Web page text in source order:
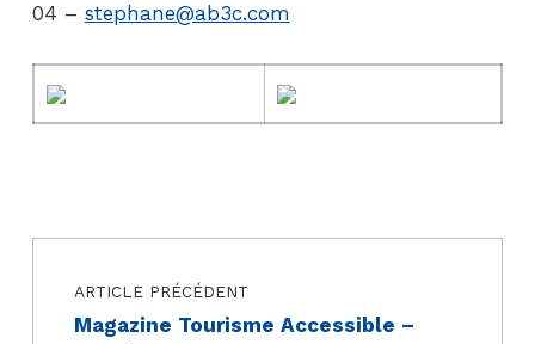
04 – stephane@ab3c.com
Skip back to main navigation
Navigation de l’article
ARTICLE PRÉCÉDENT
Magazine Tourisme Accessible –